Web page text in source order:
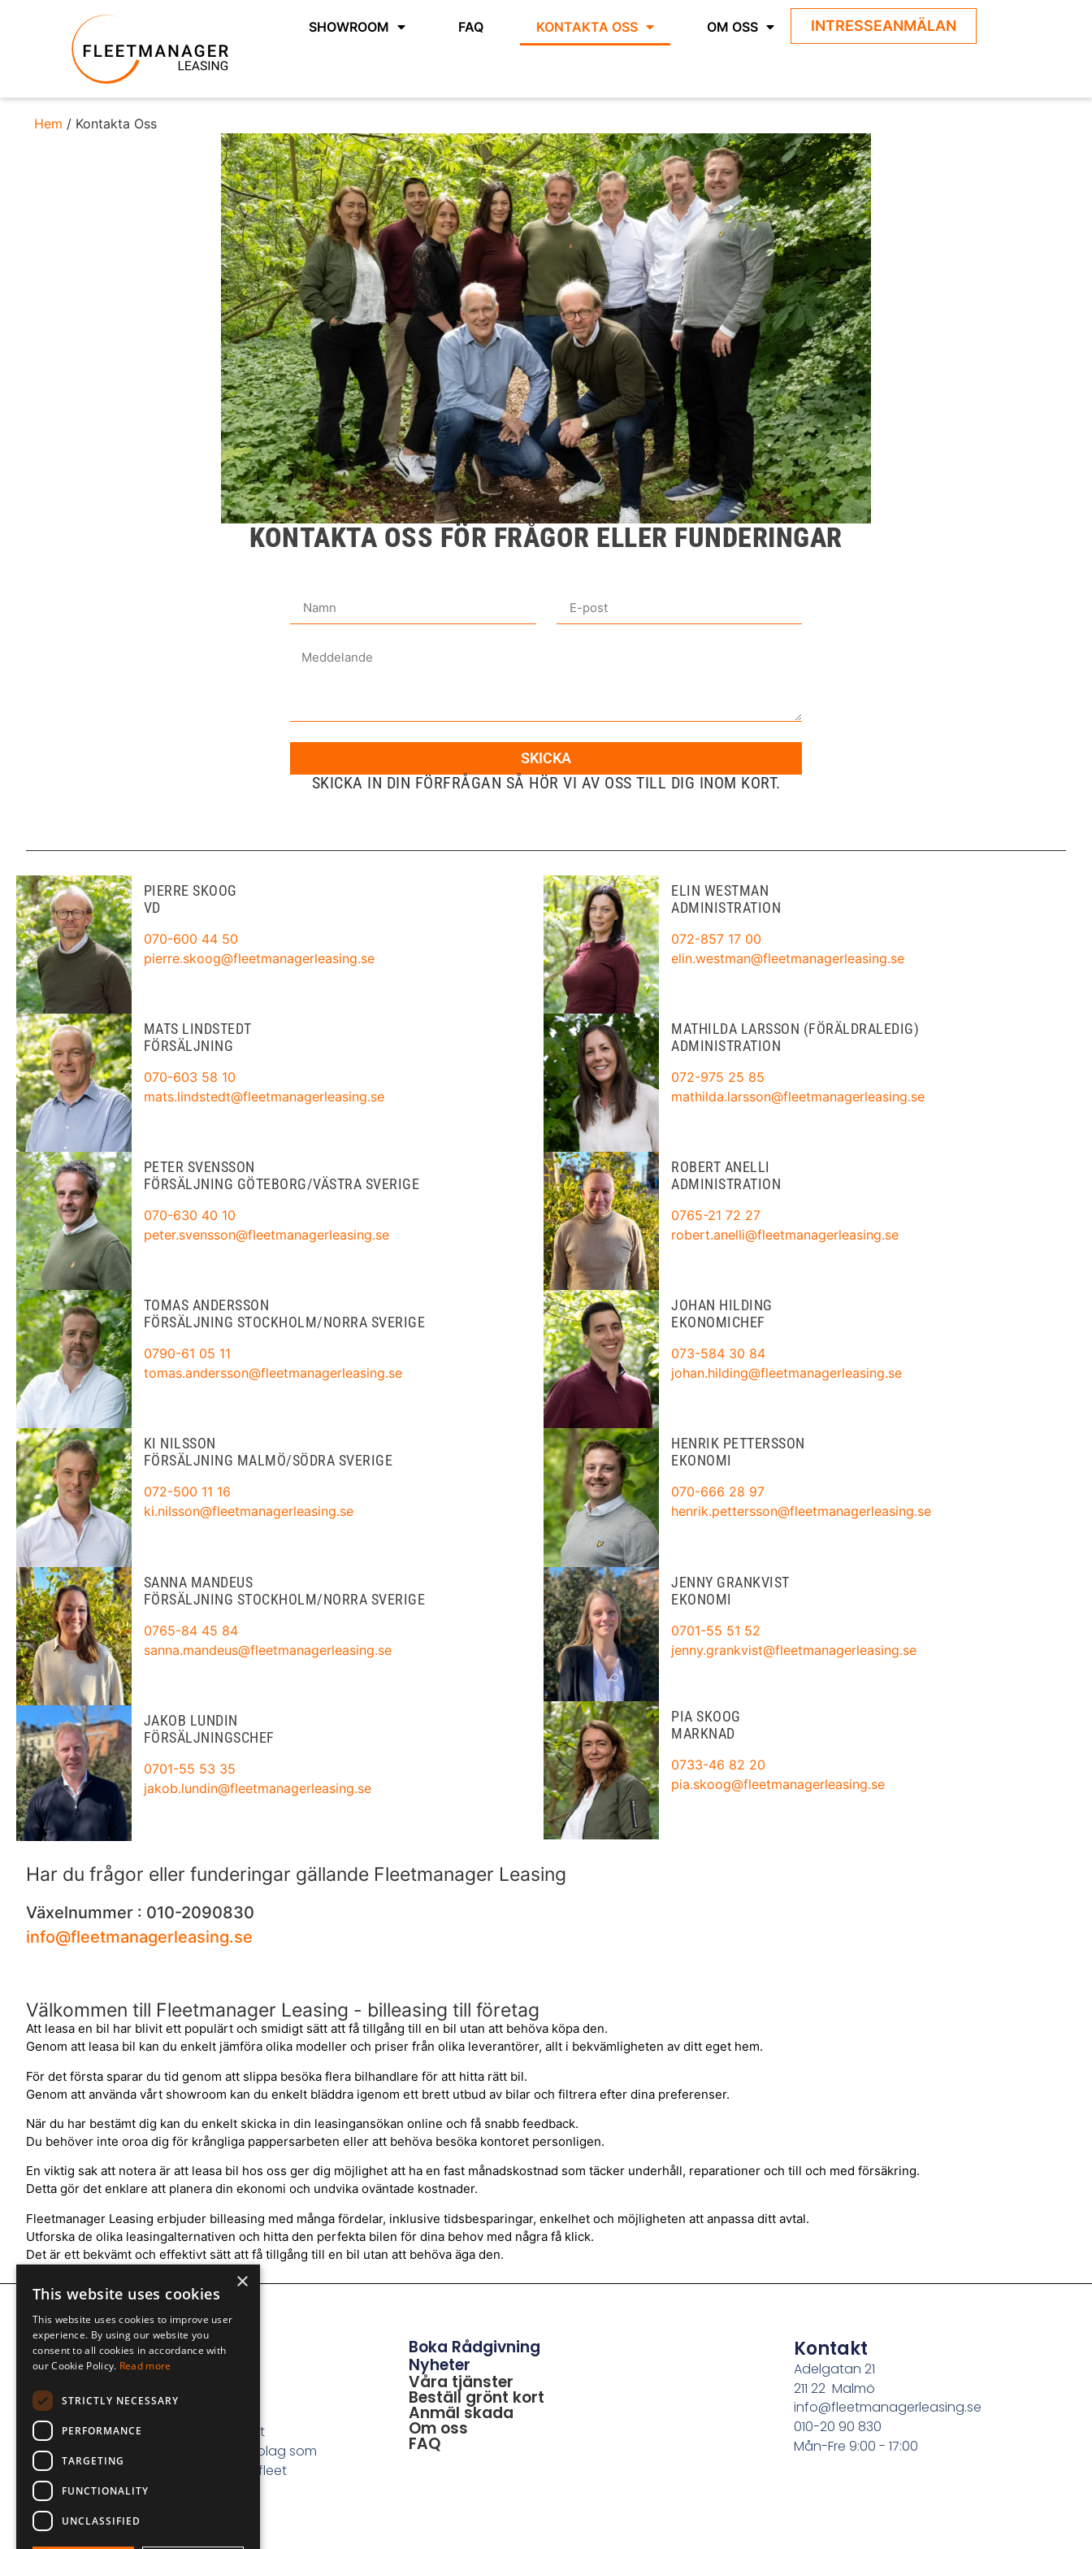
SHOWROOM FAQ KONTAKTA OSS OM OSS INTRESSEANMÄLAN
Hem / Kontakta Oss
KONTAKTA OSS FÖR FRÅGOR ELLER FUNDERINGAR
SKICKA
SKICKA IN DIN FÖRFRÅGAN SÅ HÖR VI AV OSS TILL DIG INOM KORT.
PIERRE SKOOG
VD
070-600 44 50
pierre.skoog@fleetmanagerleasing.se
MATS LINDSTEDT
FÖRSÄLJNING
070-603 58 10
mats.lindstedt@fleetmanagerleasing.se
PETER SVENSSON
FÖRSÄLJNING GÖTEBORG/VÄSTRA SVERIGE
070-630 40 10
peter.svensson@fleetmanagerleasing.se
TOMAS ANDERSSON
FÖRSÄLJNING STOCKHOLM/NORRA SVERIGE
0790-61 05 11
tomas.andersson@fleetmanagerleasing.se
KI NILSSON
FÖRSÄLJNING MALMÖ/SÖDRA SVERIGE
072-500 11 16
ki.nilsson@fleetmanagerleasing.se
SANNA MANDEUS
FÖRSÄLJNING STOCKHOLM/NORRA SVERIGE
0765-84 45 84
sanna.mandeus@fleetmanagerleasing.se
JAKOB LUNDIN
FÖRSÄLJNINGSCHEF
0701-55 53 35
jakob.lundin@fleetmanagerleasing.se
ELIN WESTMAN
ADMINISTRATION
072-857 17 00
elin.westman@fleetmanagerleasing.se
MATHILDA LARSSON (FÖRÄLDRALEDIG)
ADMINISTRATION
072-975 25 85
mathilda.larsson@fleetmanagerleasing.se
ROBERT ANELLI
ADMINISTRATION
0765-21 72 27
robert.anelli@fleetmanagerleasing.se
JOHAN HILDING
EKONOMICHEF
073-584 30 84
johan.hilding@fleetmanagerleasing.se
HENRIK PETTERSSON
EKONOMI
070-666 28 97
henrik.pettersson@fleetmanagerleasing.se
JENNY GRANKVIST
EKONOMI
0701-55 51 52
jenny.grankvist@fleetmanagerleasing.se
PIA SKOOG
MARKNAD
0733-46 82 20
pia.skoog@fleetmanagerleasing.se
Har du frågor eller funderingar gällande Fleetmanager Leasing
Växelnummer : 010-2090830
info@fleetmanagerleasing.se
Välkommen till Fleetmanager Leasing - billeasing till företag
Att leasa en bil har blivit ett populärt och smidigt sätt att få tillgång till en bil utan att behöva köpa den.
Genom att leasa bil kan du enkelt jämföra olika modeller och priser från olika leverantörer, allt i bekvämligheten av ditt eget hem.
För det första sparar du tid genom att slippa besöka flera bilhandlare för att hitta rätt bil.
Genom att använda vårt showroom kan du enkelt bläddra igenom ett brett utbud av bilar och filtrera efter dina preferenser.
När du har bestämt dig kan du enkelt skicka in din leasingansökan online och få snabb feedback.
Du behöver inte oroa dig för krångliga pappersarbeten eller att behöva besöka kontoret personligen.
En viktig sak att notera är att leasa bil hos oss ger dig möjlighet att ha en fast månadskostnad som täcker underhåll, reparationer och till och med försäkring.
Detta gör det enklare att planera din ekonomi och undvika oväntade kostnader.
Fleetmanager Leasing erbjuder billeasing med många fördelar, inklusive tidsbesparingar, enkelhet och möjligheten att anpassa ditt avtal.
Utforska de olika leasingalternativen och hitta den perfekta bilen för dina behov med några få klick.
Det är ett bekvämt och effektivt sätt att få tillgång till en bil utan att behöva äga den.
Fleetmanager Leasing är ett
märkesoberoende finansbolag som
erbjuder premiumbilar och fleet
management till företag.
Boka Rådgivning
Nyheter
Våra tjänster
Beställ grönt kort
Anmäl skada
Om oss
FAQ
Kontakt
Adelgatan 21
211 22 Malmö
info@fleetmanagerleasing.se
010-20 90 830
Mån-Fre 9:00 - 17:00
×
This website uses cookies
This website uses cookies to improve user
experience. By using our website you
consent to all cookies in accordance with
our Cookie Policy. Read more
STRICTLY NECESSARY
PERFORMANCE
TARGETING
FUNCTIONALITY
UNCLASSIFIED